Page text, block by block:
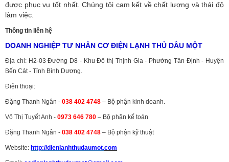
được phục vụ tốt nhất. Chúng tôi cam kết về chất lượng và thái độ
làm việc.
Thông tin liên hệ
DOANH NGHIỆP TƯ NHÂN CƠ ĐIỆN LẠNH THỦ DẦU MỘT
Địa chỉ: H2-03 Đường D8 - Khu Đô thị Thịnh Gia - Phường Tân Định - Huyện
Bến Cát - Tỉnh Bình Dương.
Điện thoại:
Đặng Thanh Ngân - 038 402 4748 – Bộ phận kinh doanh.
Võ Thị Tuyết Anh - 0973 646 780 – Bộ phận kế toán
Đặng Thanh Ngân - 038 402 4748 – Bộ phận kỹ thuật
Website: http://dienlanhthudaumot.com